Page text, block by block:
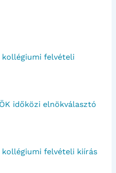
kollégiumi felvételi
időközi elnökválasztó
kollégiumi felvételi kiírás